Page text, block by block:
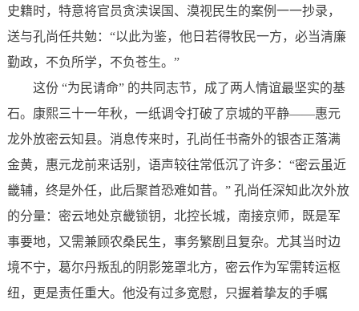
史籍时，特意将官员贪渎误国、漠视民生的案例一一抄录，
送与孔尚任共勉：“以此为鉴，他日若得牧民一方，必当清廉
勤政，不负所学，不负苍生。”
这份 “为民请命” 的共同志节，成了两人情谊最坚实的基
石。康熙三十一年秋，一纸调令打破了京城的平静——惠元
龙外放密云知县。消息传来时，孔尚任书斋外的银杏正落满
金黄，惠元龙前来话别，语声较往常低沉了许多：“密云虽近
畿辅，终是外任，此后聚首恐难如昔。” 孔尚任深知此次外放
的分量：密云地处京畿锁钥，北控长城，南接京师，既是军
事要地，又需兼顾农桑民生，事务繁剧且复杂。尤其当时边
境不宁，葛尔丹叛乱的阴影笼罩北方，密云作为军需转运枢
纽，更是责任重大。他没有过多宽慰，只握着挚友的手嘱